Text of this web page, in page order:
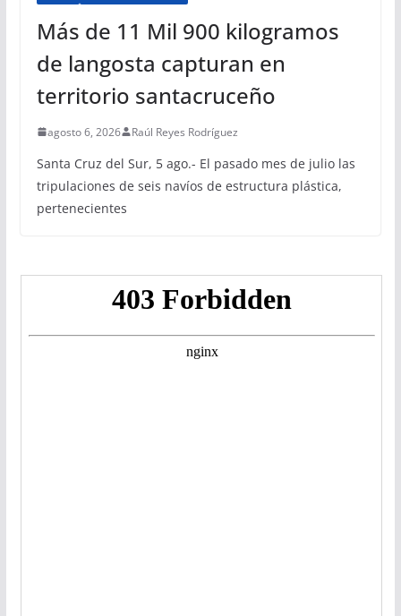
Más de 11 Mil 900 kilogramos
de langosta capturan en
territorio santacruceño
agosto 6, 2026 Raúl Reyes Rodríguez
Santa Cruz del Sur, 5 ago.- El pasado mes de julio las
tripulaciones de seis navíos de estructura plástica,
pertenecientes